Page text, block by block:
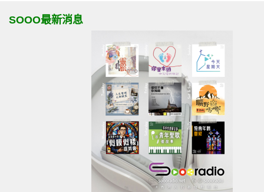
SOOO最新消息